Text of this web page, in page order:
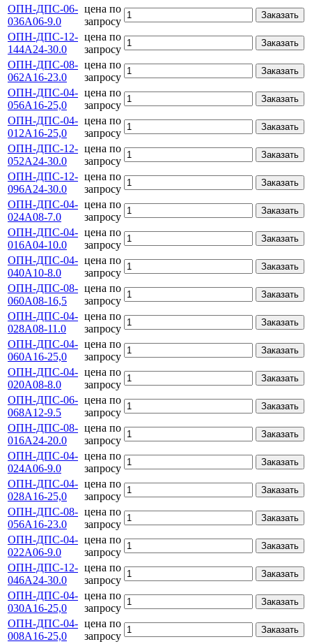
ОПН-ДПС-06-
036А06-9.0
цена по
запросу
Заказать
ОПН-ДПС-12-
144А24-30.0
цена по
запросу
Заказать
ОПН-ДПС-08-
062А16-23.0
цена по
запросу
Заказать
ОПН-ДПС-04-
056А16-25,0
цена по
запросу
Заказать
ОПН-ДПС-04-
012А16-25,0
цена по
запросу
Заказать
ОПН-ДПС-12-
052А24-30.0
цена по
запросу
Заказать
ОПН-ДПС-12-
096А24-30.0
цена по
запросу
Заказать
ОПН-ДПС-04-
024А08-7.0
цена по
запросу
Заказать
ОПН-ДПС-04-
016А04-10.0
цена по
запросу
Заказать
ОПН-ДПС-04-
040А10-8.0
цена по
запросу
Заказать
ОПН-ДПС-08-
060А08-16,5
цена по
запросу
Заказать
ОПН-ДПС-04-
028А08-11.0
цена по
запросу
Заказать
ОПН-ДПС-04-
060А16-25,0
цена по
запросу
Заказать
ОПН-ДПС-04-
020А08-8.0
цена по
запросу
Заказать
ОПН-ДПС-06-
068А12-9.5
цена по
запросу
Заказать
ОПН-ДПС-08-
016А24-20.0
цена по
запросу
Заказать
ОПН-ДПС-04-
024А06-9.0
цена по
запросу
Заказать
ОПН-ДПС-04-
028А16-25,0
цена по
запросу
Заказать
ОПН-ДПС-08-
056А16-23.0
цена по
запросу
Заказать
ОПН-ДПС-04-
022А06-9.0
цена по
запросу
Заказать
ОПН-ДПС-12-
046А24-30.0
цена по
запросу
Заказать
ОПН-ДПС-04-
030А16-25,0
цена по
запросу
Заказать
ОПН-ДПС-04-
008А16-25,0
цена по
запросу
Заказать